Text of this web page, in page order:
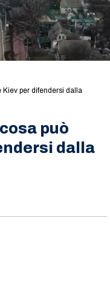
Kiev per difendersi dalla
può
dalla